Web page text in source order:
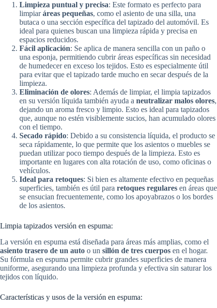
Limpieza puntual y precisa: Este formato es perfecto para
limpiaráreas pequeñas, como el asiento de una silla, una
butaca o una sección específica del tapizado del automóvil. Es
ideal para quienes buscan una limpieza rápida y precisa en
espacios reducidos.
Fácil aplicación: Se aplica de manera sencilla con un paño o
una esponja, permitiendo cubrir áreas específicas sin necesidad
de humedecer en exceso los tejidos. Esto es especialmente útil
para evitar que el tapizado tarde mucho en secar después de la
limpieza.
Eliminación de olores: Además de limpiar, el limpia tapizados
en su versión líquida también ayuda a neutralizar malos olores,
dejando un aroma fresco y limpio. Esto es ideal para tapizados
que, aunque no estén visiblemente sucios, han acumulado olores
con el tiempo.
Secado rápido: Debido a su consistencia líquida, el producto se
seca rápidamente, lo que permite que los asientos o muebles se
puedan utilizar poco tiempo después de la limpieza. Esto es
importante en lugares con alta rotación de uso, como oficinas o
vehículos.
Ideal para retoques: Si bien es altamente efectivo en pequeñas
superficies, también es útil para retoques regulares en áreas que
se ensucian frecuentemente, como los apoyabrazos o los bordes
de los asientos.
Limpia tapizados versión en espuma:
La versión en espuma está diseñada para áreas más amplias, como el
asiento trasero de un auto o un sillón de tres cuerpos en el hogar.
Su fórmula en espuma permite cubrir grandes superficies de manera
uniforme, asegurando una limpieza profunda y efectiva sin saturar los
tejidos con líquido.
Características y usos de la versión en espuma: